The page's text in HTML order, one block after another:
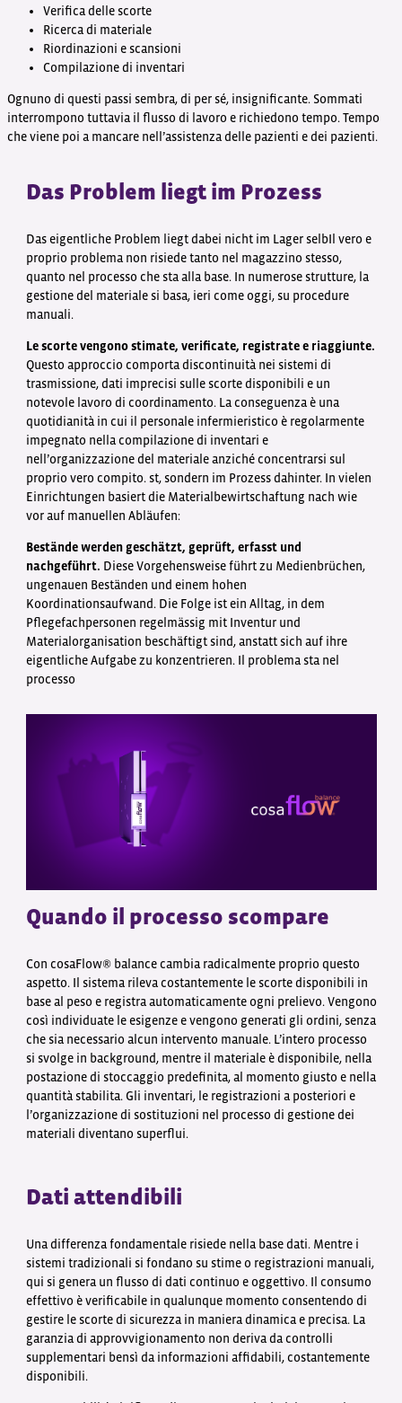
Verifica delle scorte
Ricerca di materiale
Riordinazioni e scansioni
Compilazione di inventari
Ognuno di questi passi sembra, di per sé, insignificante. Sommati
interrompono tuttavia il flusso di lavoro e richiedono tempo. Tempo
che viene poi a mancare nell’assistenza delle pazienti e dei pazienti.
Das Problem liegt im Prozess
Das eigentliche Problem liegt dabei nicht im Lager selbIl vero e
proprio problema non risiede tanto nel magazzino stesso,
quanto nel processo che sta alla base. In numerose strutture, la
gestione del materiale si basa, ieri come oggi, su procedure
manuali.
Le scorte vengono stimate, verificate, registrate e riaggiunte.
Questo approccio comporta discontinuità nei sistemi di
trasmissione, dati imprecisi sulle scorte disponibili e un
notevole lavoro di coordinamento. La conseguenza è una
quotidianità in cui il personale infermieristico è regolarmente
impegnato nella compilazione di inventari e
nell’organizzazione del materiale anziché concentrarsi sul
proprio vero compito. st, sondern im Prozess dahinter. In vielen
Einrichtungen basiert die Materialbewirtschaftung nach wie
vor auf manuellen Abläufen:
Bestände werden geschätzt, geprüft, erfasst und
nachgeführt. Diese Vorgehensweise führt zu Medienbrüchen,
ungenauen Beständen und einem hohen
Koordinationsaufwand. Die Folge ist ein Alltag, in dem
Pflegefachpersonen regelmässig mit Inventur und
Materialorganisation beschäftigt sind, anstatt sich auf ihre
eigentliche Aufgabe zu konzentrieren. Il problema sta nel
processo
Quando il processo scompare
Con cosaFlow® balance cambia radicalmente proprio questo
aspetto. Il sistema rileva costantemente le scorte disponibili in
base al peso e registra automaticamente ogni prelievo. Vengono
così individuate le esigenze e vengono generati gli ordini, senza
che sia necessario alcun intervento manuale. L’intero processo
si svolge in background, mentre il materiale è disponibile, nella
postazione di stoccaggio predefinita, al momento giusto e nella
quantità stabilita. Gli inventari, le registrazioni a posteriori e
l’organizzazione di sostituzioni nel processo di gestione dei
materiali diventano superflui.
Dati attendibili
Una differenza fondamentale risiede nella base dati. Mentre i
sistemi tradizionali si fondano su stime o registrazioni manuali,
qui si genera un flusso di dati continuo e oggettivo. Il consumo
effettivo è verificabile in qualunque momento consentendo di
gestire le scorte di sicurezza in maniera dinamica e precisa. La
garanzia di approvvigionamento non deriva da controlli
supplementari bensì da informazioni affidabili, costantemente
disponibili.